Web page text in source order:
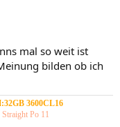
mal so weit ist
bilden ob ich
3600CL16
Po 11